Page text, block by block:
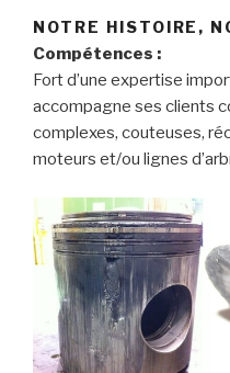
NOTRE HISTOIRE,
Compétences :
Fort d’une expertise
accompagne ses clients
complexes, couteuses,
moteurs et/ou lignes